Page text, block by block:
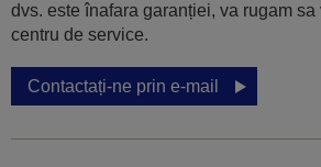
dvs. este înafara garanției, va rugam
centru de service.
Contactați-ne prin e-mail